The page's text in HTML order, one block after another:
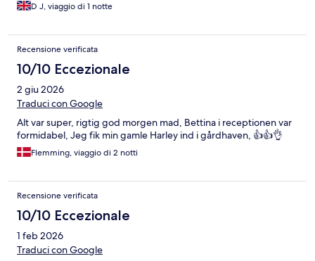
D J, viaggio di 1 notte
Recensione verificata
10/10 Eccezionale
2 giu 2026
Traduci con Google
Alt var super, rigtig god morgen mad, Bettina i receptionen var
formidabel, Jeg fik min gamle Harley ind i gårdhaven, 👍👍👌
Flemming, viaggio di 2 notti
Recensione verificata
10/10 Eccezionale
1 feb 2026
Traduci con Google